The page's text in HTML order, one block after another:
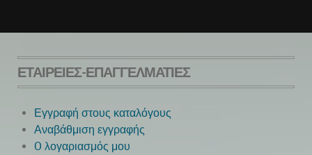
Next
ΕΤΑΙΡΕΊΕΣ-ΕΠΑΓΓΕΛΜΑΤΊΕΣ
Εγγραφή στους καταλόγους
Αναβάθμιση εγγραφής
O λογαριασμός μου